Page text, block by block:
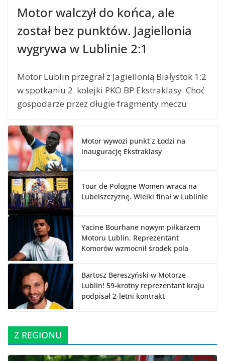
Motor walczył do końca, ale
został bez punktów. Jagiellonia
wygrywa w Lublinie 2:1
Motor Lublin przegrał z Jagiellonią Białystok 1:2
w spotkaniu 2. kolejki PKO BP Ekstraklasy. Choć
gospodarze przez długie fragmenty meczu
Motor wywozi punkt z Łodzi na
inaugurację Ekstraklasy
Tour de Pologne Women wraca na
Lubelszczyznę. Wielki finał w Lublinie
Yacine Bourhane nowym piłkarzem
Motoru Lublin. Reprezentant
Komorów wzmocnił środek pola
Bartosz Bereszyński w Motorze
Lublin! 59-krotny reprezentant kraju
podpisał 2-letni kontrakt
Z REGIONU